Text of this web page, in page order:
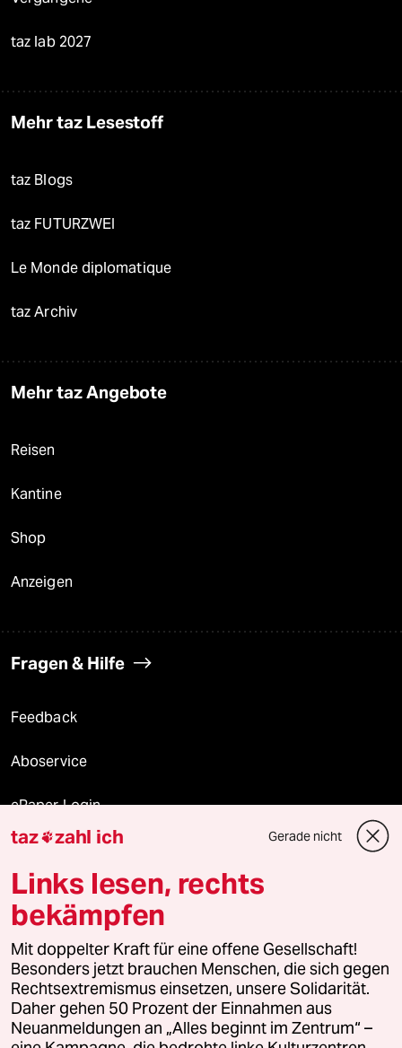
taz lab 2027
Mehr taz Lesestoff
taz Blogs
taz FUTURZWEI
Le Monde diplomatique
taz Archiv
Mehr taz Angebote
Reisen
Kantine
Shop
Anzeigen
Fragen & Hilfe
Feedback
Aboservice
ePaper Login
Downloads für Abonnierende
© 2026 taz Verlags und Vertriebs GmbH
Alle Rechte vorbehalten. Bei rechtlichen Fragen oder für Genehmigungen
wenden Sie sich bitte an lizenzen@taz.de
Feedback Redaktionsstatut Kommune-Richtlinien
taz zahl ich Gerade nicht
Links lesen, rechts
bekämpfen
Mit doppelter Kraft für eine offene Gesellschaft!
Besonders jetzt brauchen Menschen, die sich gegen
Rechtsextremismus einsetzen, unsere Solidarität.
Daher gehen 50 Prozent der Einnahmen aus
Neuanmeldungen an „Alles beginnt im Zentrum“ –